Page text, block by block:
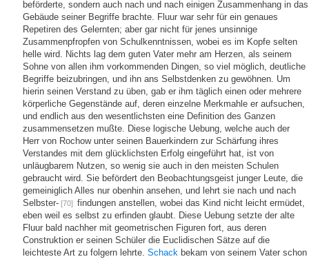
beförderte, sondern auch nach und nach einigen Zusammenhang in das
Gebäude seiner Begriffe brachte. Fluur war sehr für ein genaues
Repetiren des Gelernten; aber gar nicht für jenes unsinnige
Zusammenpfropfen von Schulkenntnissen, wobei es im Kopfe selten
helle wird. Nichts lag dem guten Vater mehr am Herzen, als seinem
Sohne von allen ihm vorkommenden Dingen, so viel möglich, deutliche
Begriffe beizubringen, und ihn ans Selbstdenken zu gewöhnen. Um
hierin seinen Verstand zu üben, gab er ihm täglich einen oder mehrere
körperliche Gegenstände auf, deren einzelne Merkmahle er aufsuchen,
und endlich aus den wesentlichsten eine Definition des Ganzen
zusammensetzen mußte. Diese logische Uebung, welche auch der
Herr von Rochow unter seinen Bauerkindern zur Schärfung ihres
Verstandes mit dem glücklichsten Erfolg eingeführt hat, ist von
unläugbarem Nutzen, so wenig sie auch in den meisten Schulen
gebraucht wird. Sie befördert den Beobachtungsgeist junger Leute, die
gemeiniglich Alles nur obenhin ansehen, und lehrt sie nach und nach
Selbster- [70] findungen anstellen, wobei das Kind nicht leicht ermüdet,
eben weil es selbst zu erfinden glaubt. Diese Uebung setzte der alte
Fluur bald nachher mit geometrischen Figuren fort, aus deren
Construktion er seinen Schüler die Euclidischen Sätze auf die
leichteste Art zu folgern lehrte. Schack bekam von seinem Vater schon